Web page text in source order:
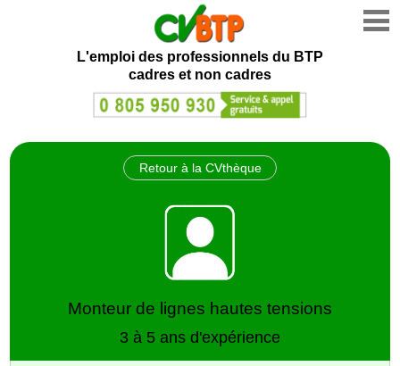
L'emploi des professionnels du BTP
cadres et non cadres
Retour à la CVthèque
Monteur de lignes hautes tensions
3 à 5 ans d'expérience